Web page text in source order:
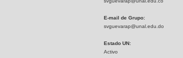
E-mail de Grupo:
svguevarap@unal.edu.do
Estado UN:
Activo